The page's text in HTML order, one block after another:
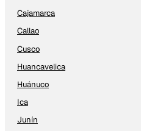
Cajamarca
Callao
Cusco
Huancavelica
Huánuco
Ica
Junín